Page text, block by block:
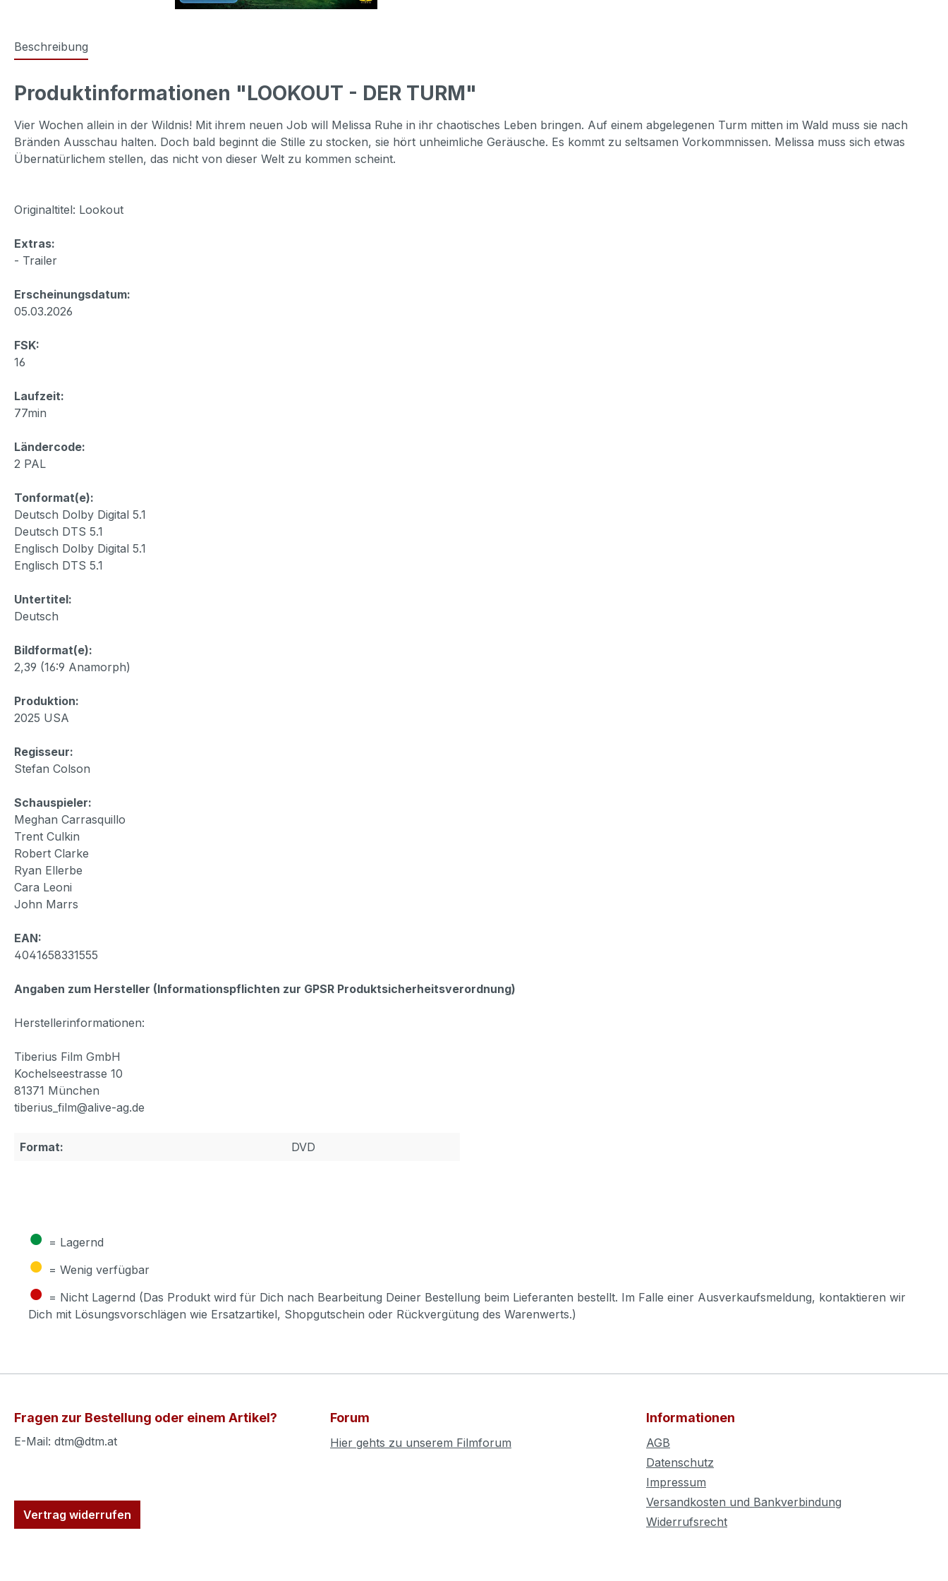
Beschreibung
Produktinformationen "LOOKOUT - DER TURM"
Vier Wochen allein in der Wildnis! Mit ihrem neuen Job will Melissa Ruhe in ihr chaotisches Leben bringen. Auf einem abgelegenen Turm mitten im Wald muss sie nach
Bränden Ausschau halten. Doch bald beginnt die Stille zu stocken, sie hört unheimliche Geräusche. Es kommt zu seltsamen Vorkommnissen. Melissa muss sich etwas
Übernatürlichem stellen, das nicht von dieser Welt zu kommen scheint.
Originaltitel: Lookout
Extras:
- Trailer
Erscheinungsdatum:
05.03.2026
FSK:
16
Laufzeit:
77min
Ländercode:
2 PAL
Tonformat(e):
Deutsch Dolby Digital 5.1
Deutsch DTS 5.1
Englisch Dolby Digital 5.1
Englisch DTS 5.1
Untertitel:
Deutsch
Bildformat(e):
2,39 (16:9 Anamorph)
Produktion:
2025 USA
Regisseur:
Stefan Colson
Schauspieler:
Meghan Carrasquillo
Trent Culkin
Robert Clarke
Ryan Ellerbe
Cara Leoni
John Marrs
EAN:
4041658331555
Angaben zum Hersteller (Informationspflichten zur GPSR Produktsicherheitsverordnung)
Herstellerinformationen:
Tiberius Film GmbH
Kochelseestrasse 10
81371 München
tiberius_film@alive-ag.de
Format: DVD
● = Lagernd
● = Wenig verfügbar
● = Nicht Lagernd (Das Produkt wird für Dich nach Bearbeitung Deiner Bestellung beim Lieferanten bestellt. Im Falle einer Ausverkaufsmeldung, kontaktieren wir
Dich mit Lösungsvorschlägen wie Ersatzartikel, Shopgutschein oder Rückvergütung des Warenwerts.)
Fragen zur Bestellung oder einem Artikel?
E-Mail: dtm@dtm.at
Vertrag widerrufen
Forum
Hier gehts zu unserem Filmforum
Informationen
AGB
Datenschutz
Impressum
Versandkosten und Bankverbindung
Widerrufsrecht